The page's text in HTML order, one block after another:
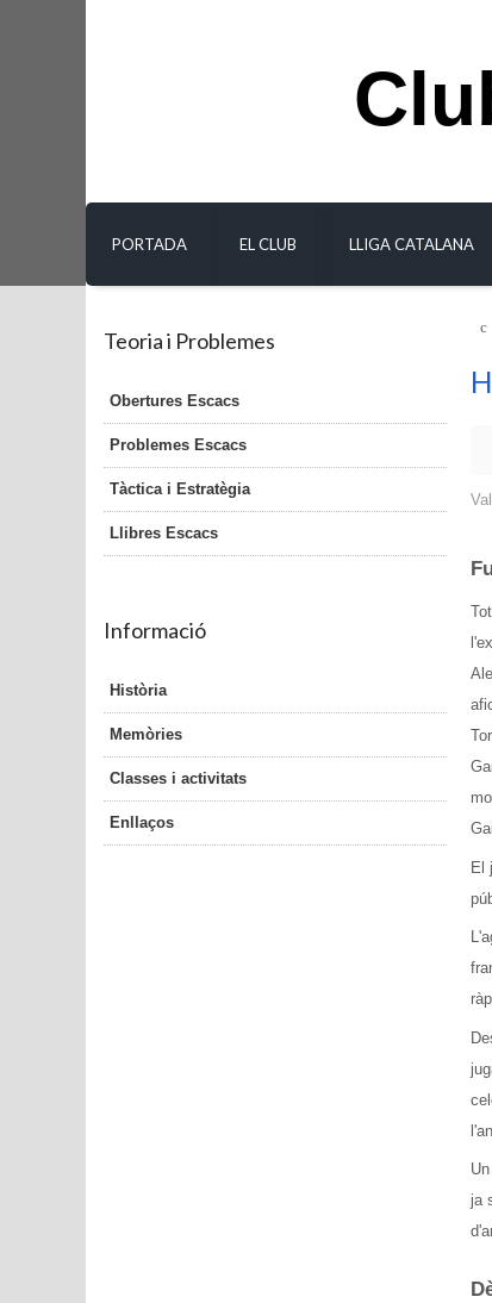
PORTADA EL CLUB LLIGA CATALANA
Teoria i Problemes
Obertures Escacs
Problemes Escacs
Tàctica i Estratègia
Llibres Escacs
Informació
Història
Memòries
Classes i activitats
Enllaços
El
ja